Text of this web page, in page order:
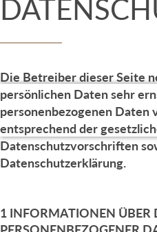
Die Betreiber dieser Seite
persönlichen Daten sehr
personenbezogenen Daten
entsprechend der
Datenschutzvorschriften
Datenschutzerklärung.
1 INFORMATIONEN ÜBER